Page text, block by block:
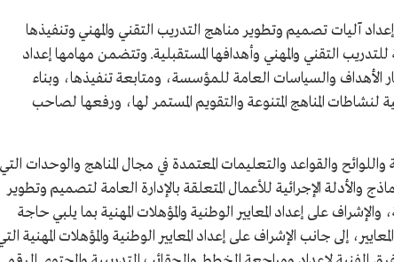
آليات تصميم وتطوير مناهج التدريب التقني والمهني وتنفيذها
التقني والمهني وأهدافها المستقبلية. وتتضمن مهامها إعداد
الأهداف والسياسات العامة للمؤسسة، ومتابعة تنفيذها، وبناء
لنشاطات المناهج المتنوعة والتقويم المستمر لها، ورفعها لصاحب
والقواعد والتعليمات المعتمدة في مجال المناهج والوحدات التي
والأدلة الإجرائية للأعمال المتعلقة بالإدارة العامة لتصميم وتطوير
والإشراف على إعداد المعايير الوطنية والمؤهلات المهنية بما يلبي حاجة
إلى جانب الإشراف على إعداد المعايير الوطنية والمؤهلات المهنية